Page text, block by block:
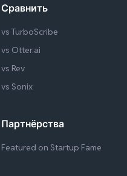
Сравнить
vs TurboScribe
vs Otter.ai
vs Rev
vs Sonix
Партнёрства
Featured on Startup Fame